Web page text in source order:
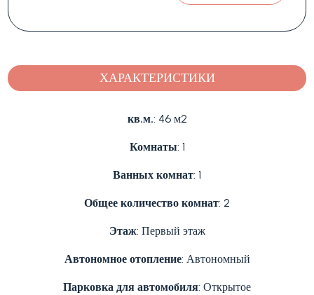
ХАРАКТЕРИСТИКИ
кв.м.: 46 м2
Комнаты: 1
Ванных комнат: 1
Общее количество комнат: 2
Этаж: Первый этаж
Автономное отопление: Автономный
Парковка для автомобиля: Открытое